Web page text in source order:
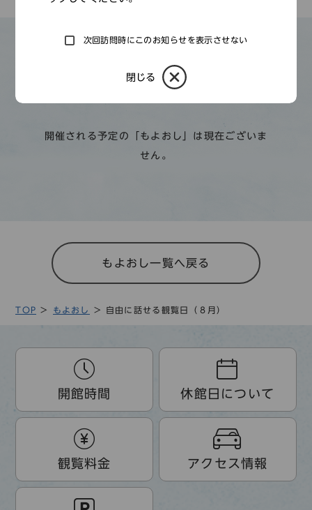
開催される予定の「もよおし」は現在ございま
せん。
もよおし一覧へ戻る
TOP もよおし 自由に話せる観覧日（８月）
開館時間 休館日について
観覧料金 アクセス情報
次回訪問時にこのお知らせを表示させない
閉じる